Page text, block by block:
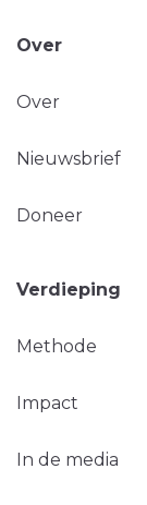
Over
Over
Nieuwsbrief
Doneer
Verdieping
Methode
Impact
In de media